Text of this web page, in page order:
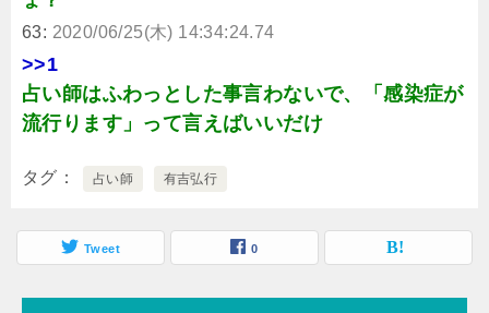
63: 2020/06/25(木) 14:34:24.74
>>1
占い師はふわっとした事言わないで、「感染症が
流行ります」って言えばいいだけ
タグ 占い師 有吉弘行
Tweet 0